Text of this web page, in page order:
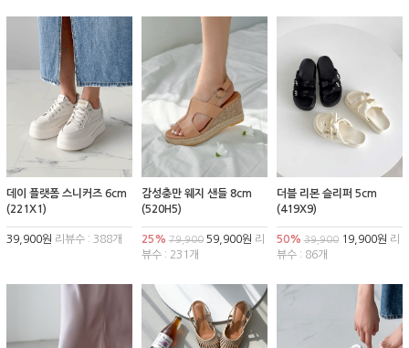
데이 플랫폼 스니커즈 6cm
(221X1)
39,900원 리뷰수 : 388개
감성충만 웨지 샌들 8cm
(520H5)
25% 79,90059,900원 리
뷰수 : 231개
더블 리본 슬리퍼 5cm
(419X9)
50% 39,90019,900원 리
뷰수 : 86개